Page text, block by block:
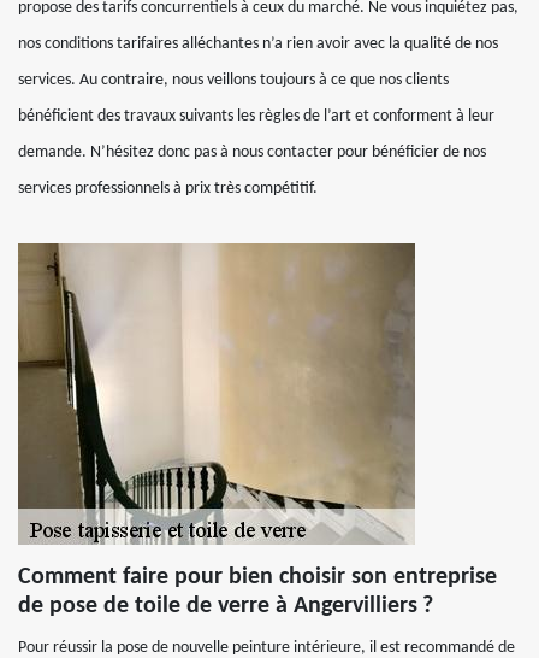
propose des tarifs concurrentiels à ceux du marché. Ne vous inquiétez pas,
nos conditions tarifaires alléchantes n’a rien avoir avec la qualité de nos
services. Au contraire, nous veillons toujours à ce que nos clients
bénéficient des travaux suivants les règles de l’art et conforment à leur
demande. N’hésitez donc pas à nous contacter pour bénéficier de nos
services professionnels à prix très compétitif.
Comment faire pour bien choisir son entreprise
de pose de toile de verre à Angervilliers ?
Pour réussir la pose de nouvelle peinture intérieure, il est recommandé de